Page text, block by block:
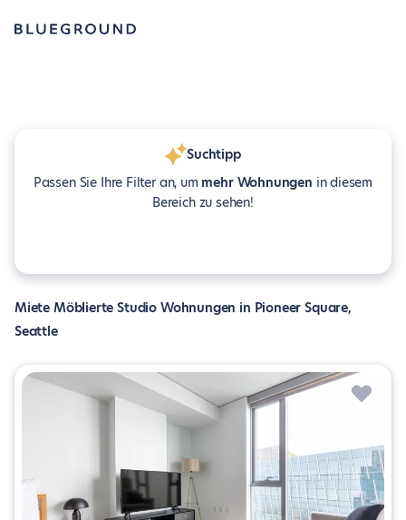
Suchtipp
Passen Sie Ihre Filter an, um mehr Wohnungen in diesem
Bereich zu sehen!
Miete Möblierte Studio Wohnungen in Pioneer Square,
Seattle